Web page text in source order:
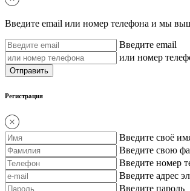
Введите email или номер телефона и мы
Введите email
или номер
Регистрация
Введите своё
Введите свою
Введите номер
Введите адрес
Введите пароль